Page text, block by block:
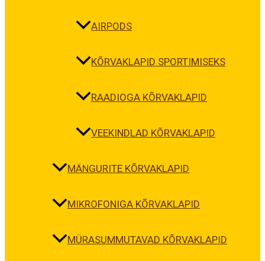
AIRPODS
KÕRVAKLAPID SPORTIMISEKS
RAADIOGA KÕRVAKLAPID
VEEKINDLAD KÕRVAKLAPID
MÄNGURITE KÕRVAKLAPID
MIKROFONIGA KÕRVAKLAPID
MÜRASUMMUTAVAD KÕRVAKLAPID